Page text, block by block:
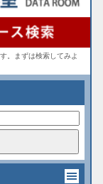
。まずは検索してみよ